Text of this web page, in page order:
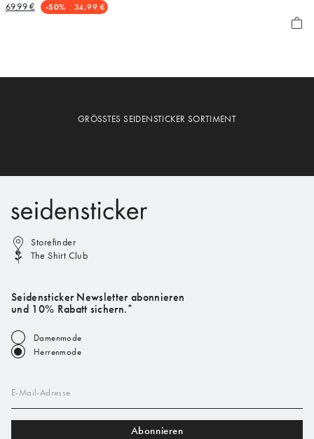
-50% 34,99 €
69,99 €
GRÖSSTES SEIDENSTICKER SORTIMENT
Storefinder
The Shirt Club
Seidensticker Newsletter abonnieren
und 10% Rabatt sichern.*
Damenmode
Herrenmode
E-Mail-Adresse
Abonnieren